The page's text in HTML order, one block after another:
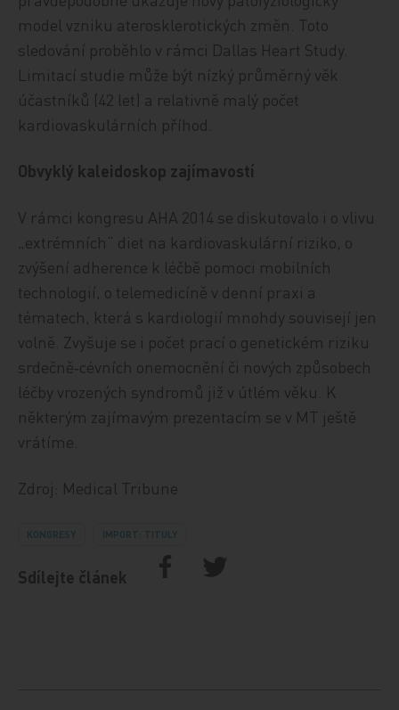
model vzniku aterosklerotických změn. Toto
sledování proběhlo v rámci Dallas Heart Study.
Limitací studie může být nízký průměrný věk
účastníků (42 let) a relativně malý počet
kardiovaskulárních příhod.
Obvyklý kaleidoskop zajímavostí
V rámci kongresu AHA 2014 se diskutovalo i o vlivu
„extrémních“ diet na kardiovaskulární riziko, o
zvýšení adherence k léčbě pomoci mobilních
technologií, o telemedicíně v denní praxi a
tématech, která s kardiologií mnohdy souvisejí jen
volně. Zvyšuje se i počet prací o genetickém riziku
srdečně‑cévních onemocnění či nových způsobech
léčby vrozených syndromů již v útlém věku. K
některým zajímavým prezentacím se v MT ještě
vrátíme.
Zdroj: Medical Tribune
KONGRESY IMPORT: TITULY
Sdílejte článek